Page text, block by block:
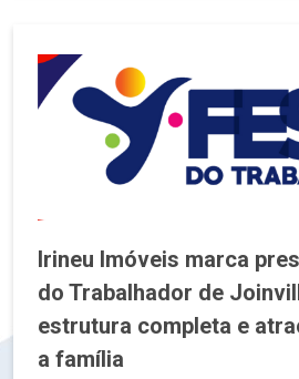
Irineu Imóveis marca
do Trabalhador de
estrutura completa e
a família